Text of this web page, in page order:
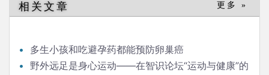
相关文章 更多 »
多生小孩和吃避孕药都能预防卵巢癌
野外远足是身心运动——在智识论坛“运动与健康”的